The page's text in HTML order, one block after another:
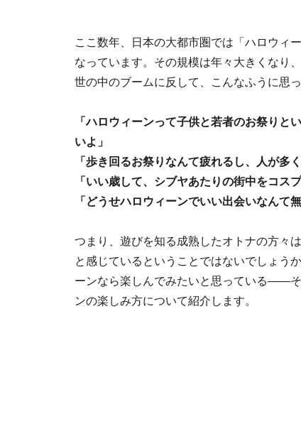
ここ数年、日本の大都市圏では「ハロウィ
なっています。その規模は年々大きくなり
世の中のブームに反して、こんなふうに思
「ハロウィーンって子供と若者のお祭りと
いよ」
「歩き回るお祭りなんて疲れるし、人が多
「いい歳して、シブヤあたりの街中をコス
「どうせハロウィーンでいい出会いなんて
つまり、遊びを知る成熟したオトナの方々
と感じているということではないでしょう
ーンなら楽しんでみたいと思っている――
ンの楽しみ方について紹介します。